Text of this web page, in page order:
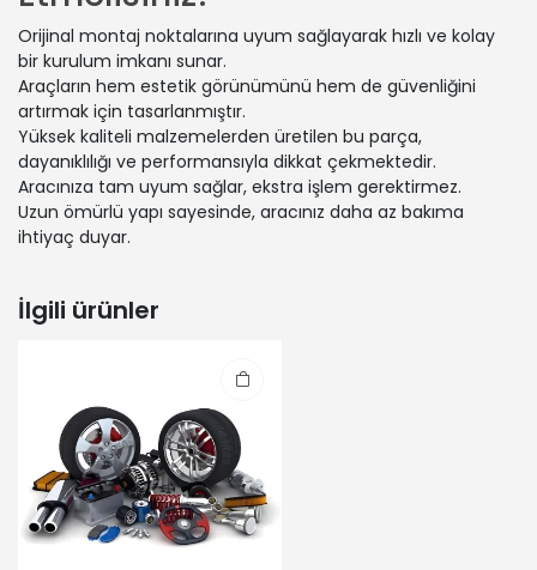
Kw 178 Ps | 2010-01-01 / 2015-12-01
MITSUBISHI | L200 / TRITON Platform
şasi (KA_T, KB_T) | 2.5 DI-D (KA4T)
(Dizel) - 94 Kw 128 Ps | 2007-08-01 /
2015-12-01
MITSUBISHI | L200 / TRITON (KA_T,
KB_T) | 2.5 DI-D 4WD (KB4T) (Dizel) -
100 Kw 136 Ps | 2005-11-01 / 2015-12-01
MITSUBISHI | L200 / TRITON (KA_T,
MITSUBISHI | L200 / TRITON (KA_T,
123 Kw 167 Ps | 2007-10-01 / 2015-12-01
MITSUBISHI | L200 / TRITON (KA_T,
KB_T) | 2.5 DI-D (KA4T) (Dizel) - 123
Kw 167 Ps | 2007-08-01 / 2015-12-01
MITSUBISHI | L200 / TRITON (KA_T,
Orijinal montaj noktalarına uyum sağlayarak hızlı ve kolay
bir kurulum imkanı sunar.
Araçların hem estetik görünümünü hem de güvenliğini
artırmak için tasarlanmıştır.
Yüksek kaliteli malzemelerden üretilen bu parça,
dayanıklılığı ve performansıyla dikkat çekmektedir.
Aracınıza tam uyum sağlar, ekstra işlem gerektirmez.
Uzun ömürlü yapı sayesinde, aracınız daha az bakıma
ihtiyaç duyar.
İlgili ürünler